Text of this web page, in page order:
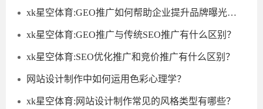
xk星空体育:GEO推广如何帮助企业提升品牌曝光度？
xk星空体育:GEO推广与传统SEO推广有什么区别？
xk星空体育:SEO优化推广和竞价推广有什么区别？
网站设计制作中如何运用色彩心理学？
xk星空体育:网站设计制作常见的风格类型有哪些？